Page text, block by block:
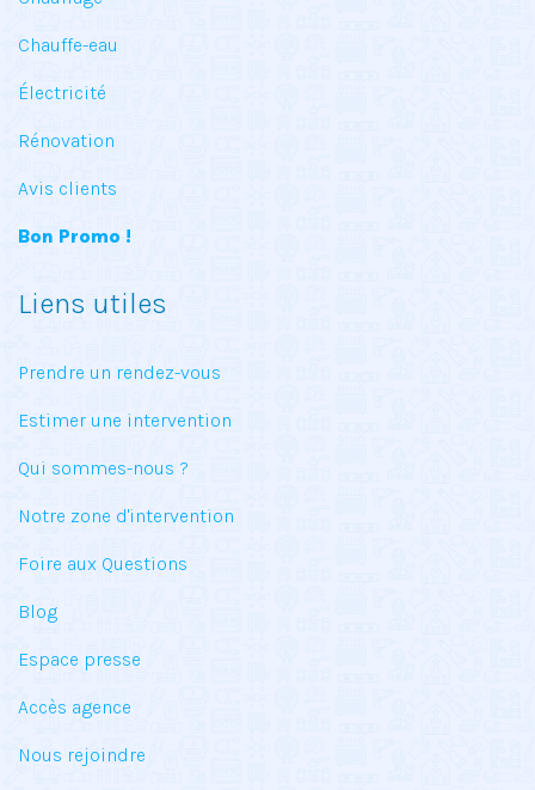
Chauffe-eau
Électricité
Rénovation
Avis clients
Bon Promo !
Liens utiles
Prendre un rendez-vous
Estimer une intervention
Qui sommes-nous ?
Notre zone d'intervention
Foire aux Questions
Blog
Espace presse
Accès agence
Nous rejoindre